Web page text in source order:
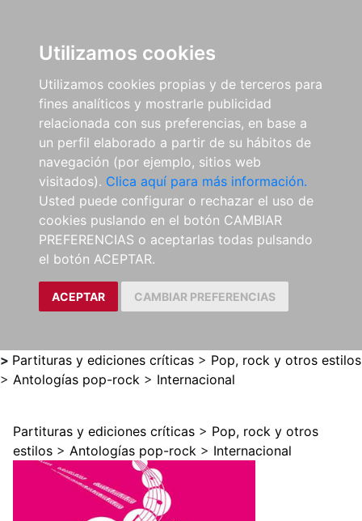
Utilizamos cookies
Utilizamos cookies propias y de terceros para
fines analíticos y mostrarle publicidad
relacionada con sus preferencias, en base a
un perfil elaborado a partir de su hábitos de
navegación (por ejemplo, sitios web
visitados). Clica aquí para más información.
Usted puede configurar o rechazar el uso de
cookies puslando en el botón CAMBIAR
PREFERENCIAS o aceptarlas todas pulsando
el botón ACEPTAR.
ACEPTAR CAMBIAR PREFERENCIAS
> Partituras y ediciones críticas > Pop, rock y otros estilos
> Antologías pop-rock > Internacional
Partituras y ediciones críticas > Pop, rock y otros
estilos > Antologías pop-rock > Internacional